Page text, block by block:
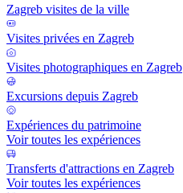
Zagreb visites de la ville
Visites privées en Zagreb
Visites photographiques en Zagreb
Excursions depuis Zagreb
Expériences du patrimoine
Voir toutes les expériences
Transferts d'attractions en Zagreb
Voir toutes les expériences